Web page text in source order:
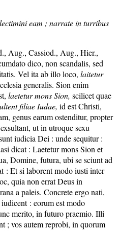
eam ; narrate in turribus
Aug., Cassiod., Aug., Hier.,
dico, non scandalis, sed
Vel ita ab illo loco, laitetur
generalis. Sion enim
laetetur mons Sion, scilicet quae
filiae Iudae, id est Christi,
genus earum ostenditur, propter
ut in utroque sexu
iudicia Dei : unde sequitur :
dicat : Laetetur mons Sion et
Domine, futura, ubi se sciunt ad
: Et si laborent modo iusti inter
quia non errat Deus in
a paleis. Concrete ergo nati,
: eorum est modo
merito, in futuro praemio. Illi
; vos autem reprobi, in quorum